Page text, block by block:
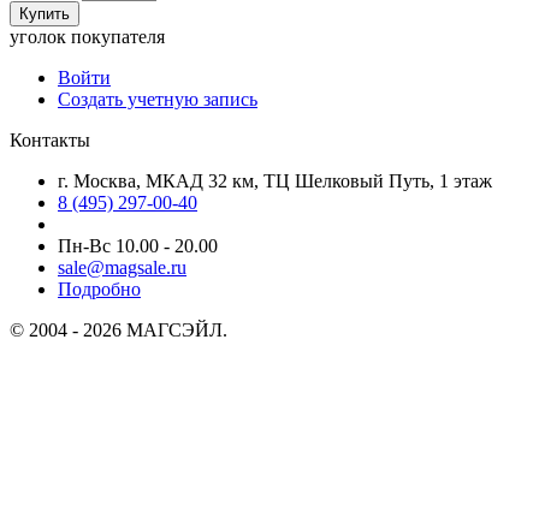
Купить
уголок покупателя
Войти
Создать учетную запись
Контакты
г. Москва, МКАД 32 км, ТЦ Шелковый Путь, 1 этаж
8 (495) 297-00-40
Пн-Вс 10.00 - 20.00
sale@magsale.ru
Подробно
© 2004 - 2026 МАГСЭЙЛ.